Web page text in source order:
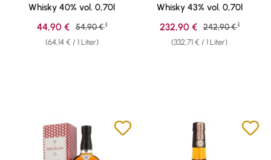
Whisky 40% vol. 0,70l
(64,14 € / 1 Liter)
Verkaufspreis:
44,90 € Regulärer Preis:
54,90 € 1
Whisky 43% vol. 0,70l
(332,71 € / 1 Liter)
Verkaufspreis:
232,90 € Regulärer Preis:
242,90 € 1